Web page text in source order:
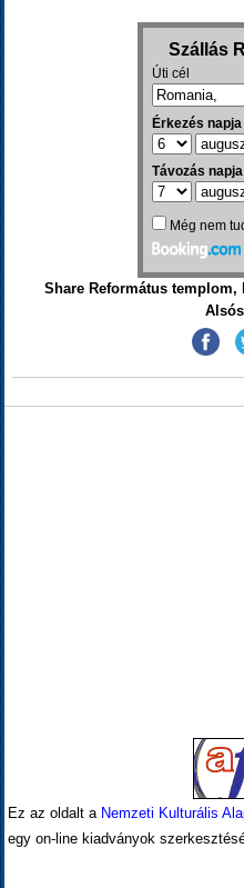
Share Református templom,
Ez az oldalt a Nemzeti Kulturális
egy on-line kiadványok